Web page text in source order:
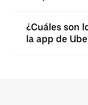
¿Cuáles son
la app de